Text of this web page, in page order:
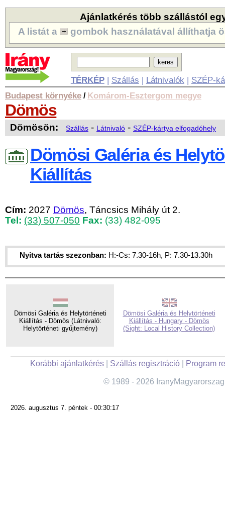
Ajánlatkérés több szállástól
A listát a
gombok használatával állíthatja
TÉRKÉP| Szállás | Látnivalók | SZÉP-
Budapest környéke / Komárom-Esztergom megye
Dömös
Dömösön: Szállás - Látnivaló - SZÉP-kártya elfogadóhely
Dömösi Galéria és
Kiállítás
Cím: 2027 Dömös, Táncsics Mihály út 2.
Tel: (33) 507-050 Fax: (33) 482-095
Nyitva tartás szezonban: H:-Cs: 7.30-16h, P: 7.30-13.30h
Dömösi Galéria és Helytörténeti
Kiállítás - Dömös (Látnivaló:
Helytörténeti gyűjtemény)
Dömösi Galéria és Helytörténeti
Kiállítás - Hungary - Dömös
(Sight: Local History Collection)
Korábbi ajánlatkérés| Szállás regisztráció| Program
© 1989 - 2026
2026. augusztus 7. péntek - 00:30:17